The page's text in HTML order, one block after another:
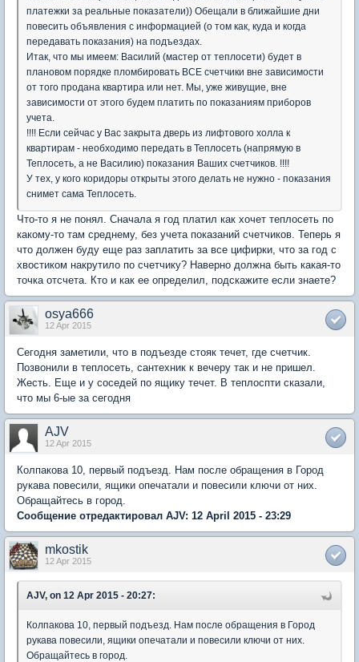
платежки за реальные показатели)) Обещали в ближайшие дни
повесить объявления с информацией (о том как, куда и когда
передавать показания) на подъездах.
Итак, что мы имеем: Василий (мастер от теплосети) будет в
плановом порядке пломбировать ВСЕ счетчики вне зависимости
от того продана квартира или нет. Мы, уже живущие, вне
зависимости от этого будем платить по показаниям приборов
учета.
!!!! Если сейчас у Вас закрыта дверь из лифтового холла к
квартирам - необходимо передать в Теплосеть (напрямую в
Теплосеть, а не Василию) показания Ваших счетчиков. !!!!
У тех, у кого коридоры открыты этого делать не нужно - показания
снимет сама Теплосеть.
Что-то я не понял. Сначала я год платил как хочет теплосеть по
какому-то там среднему, без учета показаний счетчиков. Теперь я
что должен буду еще раз заплатить за все цифирки, что за год с
хвостиком накрутило по счетчику? Наверно должна быть какая-то
точка отсчета. Кто и как ее определил, подскажите если знаете?
osya666
12 Apr 2015
Сегодня заметили, что в подъезде стояк течет, где счетчик.
Позвонили в теплосеть, сантехник к вечеру так и не пришел.
Жесть. Еще и у соседей по ящику течет. В теплоспти сказали,
что мы 6-ые за сегодня
AJV
12 Apr 2015
Колпакова 10, первый подъезд. Нам после обращения в Город
рукава повесили, ящики опечатали и повесили ключи от них.
Обращайтесь в город.
Сообщение отредактировал AJV: 12 April 2015 - 23:29
mkostik
12 Apr 2015
AJV, on 12 Apr 2015 - 20:27:
Колпакова 10, первый подъезд. Нам после обращения в Город
рукава повесили, ящики опечатали и повесили ключи от них.
Обращайтесь в город.